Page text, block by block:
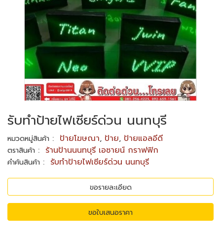
รับทำป้ายไฟเซียร์ด่วน นนทบุรี
หมวดหมู่สินค้า : ป้ายโฆษณา, ป้าย, ป้ายแอลอีดี
ตราสินค้า : ร้านป้านนนทบุรี เอซายน์ กราฟฟิก
คำค้นสินค้า : รับทำป้ายไฟเซียร์ด่วน นนทบุรี
ขอรายละเอียด
ขอใบเสนอราคา